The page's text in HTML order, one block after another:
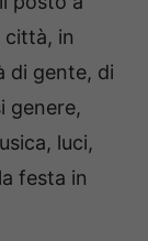
città, in
di gente, di
genere,
luci,
festa in